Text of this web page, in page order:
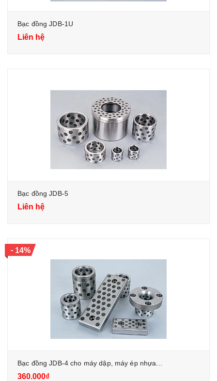
Bạc đồng JDB-1U
Liên hệ
Bạc đồng JDB-5
Liên hệ
-14%
Bạc đồng JDB-4 cho máy dập, máy ép nhựa...
360.000₫